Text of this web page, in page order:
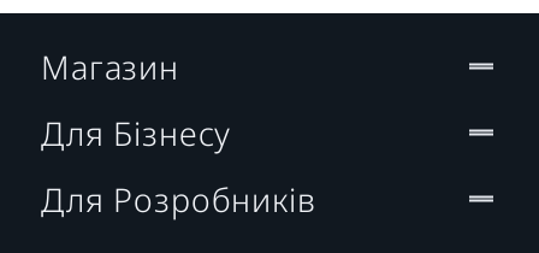
Магазин
Для Бізнесу
Для Розробників